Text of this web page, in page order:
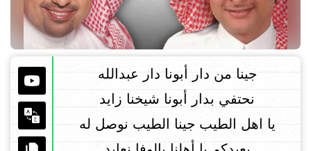
جينا من دار أبونا دار عبدالله
نحتفي بدار أبونا شيخنا زايد
يا اهل الطيب جينا الطيب نوصل له